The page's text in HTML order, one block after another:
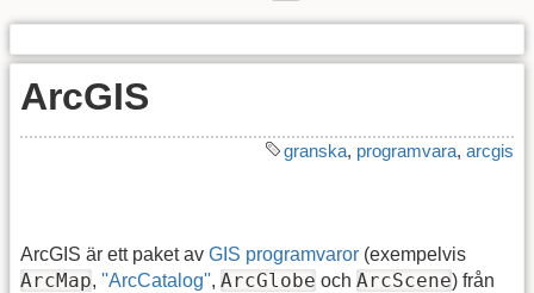
ArcGIS
granska, programvara, arcgis
ArcGIS är ett paket av GIS programvaror (exempelvis
ArcMap, ''ArcCatalog'', ArcGlobe och ArcScene) från